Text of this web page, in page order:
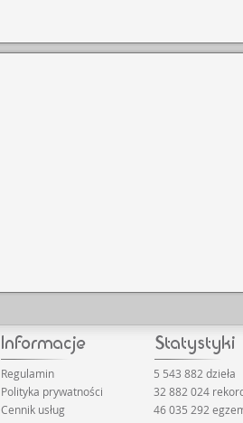
Regulamin
Polityka prywatności
Cennik usług
5 543 882 dzieła
32 882 024
46 035 292